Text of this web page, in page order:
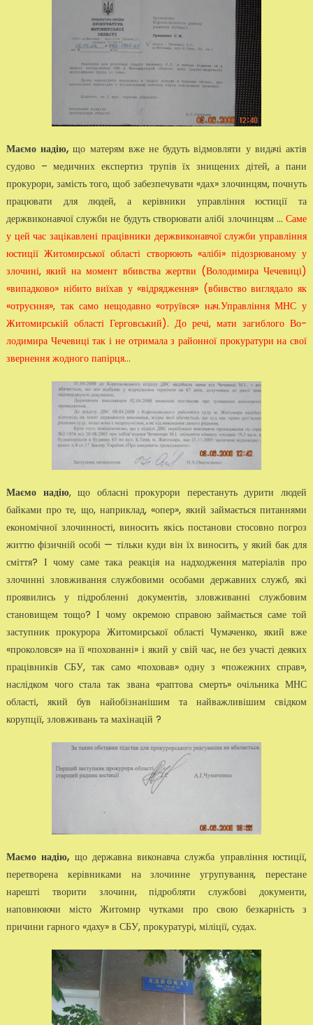
Маємо надію, що матерям вже не будуть відмовляти у видачі актів
су­дово – медичних експертиз трупів їх знищених дітей, а пани
прокурори, замість того, щоб забезпечувати «дах» злочинцям, почнуть
працювати для людей, а керівники управління юстиції та
держвиконавчої служби не будуть створювати алібі злочинцям ...Саме
у цей час зацікавлені працівники держвиконавчої служби управління
юстиції Жи­томирської області створюють «алібі» підозрюваному у
злочині, який на момент вбивства жертви (Володимира Чечевиці)
«випад­ково» нібито виїхав у «відрядження» (вбивство виглядало як
«от­руєння», так само нещодавно «отруївся» нач.Управління МНС у
Житомирській області Герговський). До речі, мати загиблого Во­
лодимира Чечевиці так і не отримала з районної прокуратури на свої
звернення жодного папірця…
Маємо надію, що обласні прокурори перестануть дурити людей
байка­ми про те, що, наприклад, «опер», який займається питаннями
еко­номічної злочинності, виносить якісь постанови стосовно погроз
жит­тю фізичній особі — тільки куди він їх виносить, у який бак для
сміття? І чому саме така реакція на надходження матеріалів про
злочинні зловжи­вання службовими особами державних служб, які
проявились у підроб­ленні документів, зловживанні службовим
становищем тощо? І чому ок­ремою справою займається саме той
заступник прокурора Житомирсь­кої області Чумаченко, який вже
«проколовся» на її «похованні» і який у свій час, не без участі деяких
працівників СБУ, так само «поховав» од­ну з «пожежних справ»,
наслідком чого стала так звана «раптова смерть» очільника МНС
області, який був найобізнанішим та найваж­ливішим свідком
корупції, зловживань та махінацій ?
Маємо надію, що державна виконавча служба управління юстиції,
пе­ретворена керівниками на злочинне угрупування, перестане
нарешті творити злочини, підробляти службові документи,
наповнюючи місто Житомир чутками про свою безкарність з
причини гарного «даху» в СБУ, прокуратурі, міліції, судах.